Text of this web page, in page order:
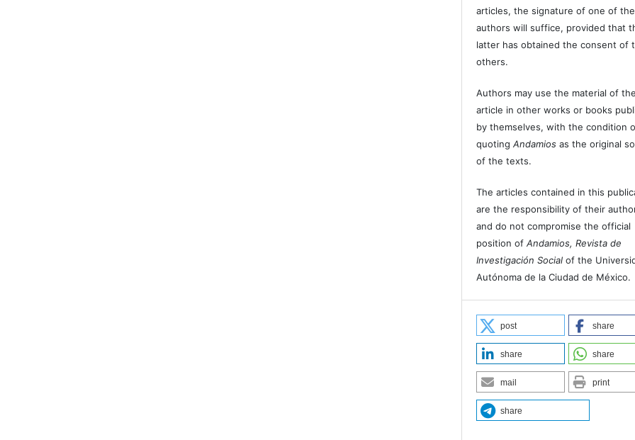
articles, the signature of one of the
authors will suffice, provided that
latter has obtained the consent of
others.
Authors may use the material of
article in other works or books
by themselves, with the condition
quotingAndamios as the original
of the texts.
The articles contained in this
are the responsibility of their
and do not compromise the official
position ofAndamios, Revista de
Investigación Socialof the
Autónoma de la Ciudad de México.
post share
share share
mail print
share